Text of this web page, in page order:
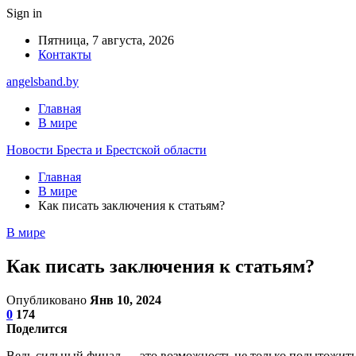
Sign in
Пятница, 7 августа, 2026
Контакты
angelsband.by
Главная
В мире
Новости Бреста и Брестской области
Главная
В мире
Как писать заключения к статьям?
В мире
Как писать заключения к статьям?
Опубликовано Янв 10, 2024
0 174
Поделится